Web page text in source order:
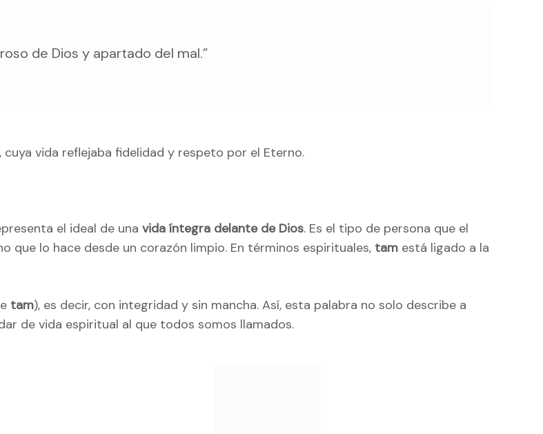
de Dios y apartado del mal.”
, cuya vida reflejaba fidelidad y respeto por el Eterno.
el ideal de una vida íntegra delante de Dios. Es el tipo de persona que el
que lo hace desde un corazón limpio. En términos espirituales, tam está ligado a la
tam), es decir, con integridad y sin mancha. Así, esta palabra no solo describe a
de vida espiritual al que todos somos llamados.